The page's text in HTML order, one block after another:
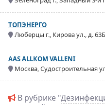
ТОПЭНЕРГО
Люберцы г., Кирова ул., д. 63Б
AAS ALLKOM VALLENI
Москва, Судостроительная
В рубрике "